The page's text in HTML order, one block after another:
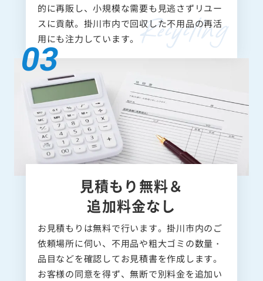
的に再販し、小規模な需要も見逃さずリユー
スに貢献。掛川市内で回収した不用品の再活
用にも注力しています。
見積もり無料＆
追加料金なし
お見積もりは無料で行います。掛川市内のご
依頼場所に伺い、不用品や粗大ゴミの数量・
品目などを確認してお見積書を作成します。
お客様の同意を得ず、無断で別料金を追加い